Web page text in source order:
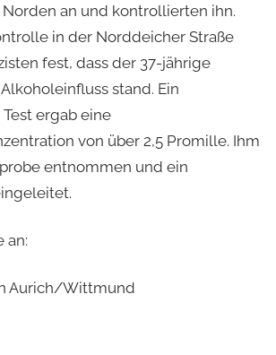
an und kontrollierten ihn.
in der Norddeicher Straße
fest, dass der 37-jährige
stand. Ein
ergab eine
von über 2,5 Promille. Ihm
entnommen und ein
an:
Aurich/Wittmund